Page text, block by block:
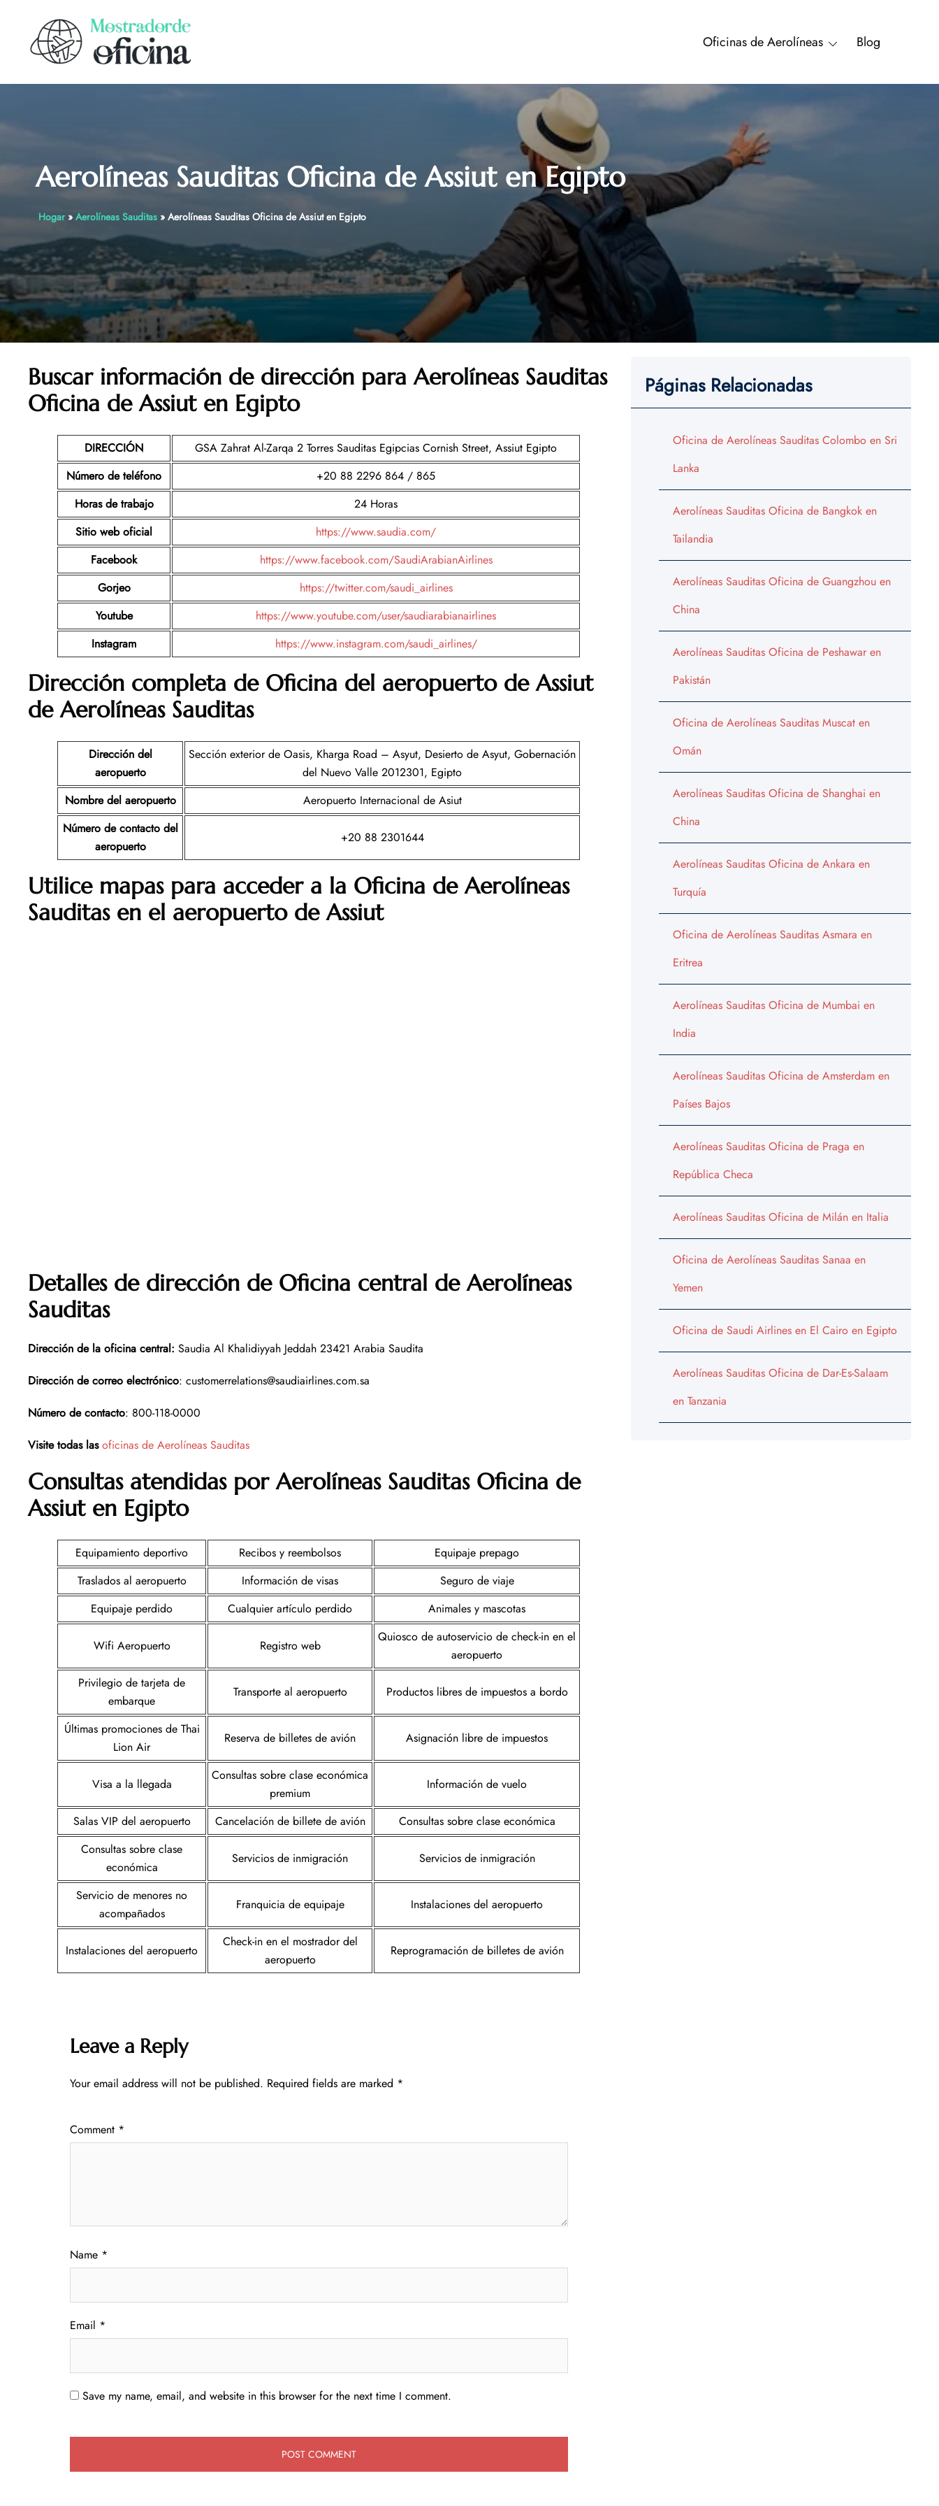
content
Oficinas de Aerolíneas Blog
Aerolíneas Sauditas Oficina de Assiut en Egipto
Hogar» Aerolíneas Sauditas» Aerolíneas Sauditas Oficina de Assiut en Egipto
Buscar información de dirección paraAerolíneas Sauditas
Oficina de Assiut en Egipto
DIRECCIÓN
GSA Zahrat Al-Zarqa 2 Torres Sauditas Egipcias Cornish Street, Assiut Egipto
Número de teléfono
+20 88 2296 864 / 865
Horas de trabajo
24 Horas
Sitio web oficial
https://www.saudia.com/
Facebook
https://www.facebook.com/SaudiArabianAirlines
Gorjeo
https://twitter.com/saudi_airlines
Youtube
https://www.youtube.com/user/saudiarabianairlines
Instagram
https://www.instagram.com/saudi_airlines/
Dirección completa de Oficina del aeropuerto deAssiut
de Aerolíneas Sauditas
Dirección del
aeropuerto
Sección exterior de Oasis, Kharga Road – Asyut, Desierto de Asyut, Gobernación
del Nuevo Valle 2012301, Egipto
Nombre del aeropuerto
Aeropuerto Internacional de Asiut
Número de contacto del
aeropuerto
+20 88 2301644
Utilice mapas para acceder a la Oficina de Aerolíneas
Sauditas en el aeropuerto de Assiut
Detalles de dirección de Oficina central de Aerolíneas
Sauditas
Dirección de la oficina central: Saudia Al Khalidiyyah Jeddah 23421 Arabia Saudita
Dirección de correo electrónico: customerrelations@saudiairlines.com.sa
Número de contacto: 800-118-0000
Visite todas las oficinas de Aerolíneas Sauditas
Consultas atendidas por Aerolíneas Sauditas Oficina de
Assiut en Egipto
Equipamiento deportivo Recibos y reembolsos
Equipaje prepago
Traslados al aeropuerto
Información de visas
Seguro de viaje
Equipaje perdido
Cualquier artículo perdido Animales y mascotas
Wifi Aeropuerto Registro web
Quiosco de autoservicio de check-in en el
aeropuerto
Privilegio de tarjeta de
embarque
Transporte al aeropuerto Productos libres de impuestos a bordo
Últimas promociones de Thai
Lion Air
Reserva de billetes de avión Asignación libre de impuestos
Visa a la llegada
Consultas sobre clase económica
premium
Información de vuelo
Salas VIP del aeropuerto Cancelación de billete de avión
Consultas sobre clase económica
Consultas sobre clase
económica
Servicios de inmigración Servicios de inmigración
Servicio de menores no
acompañados
Franquicia de equipaje Instalaciones del aeropuerto
Instalaciones del aeropuerto
Check-in en el mostrador del
aeropuerto
Reprogramación de billetes de avión
Leave a Reply
Your email address will not be published. Required fields are marked *
Comment *
Name *
Email *
Save my name, email, and website in this browser for the next time I comment.
Páginas Relacionadas
Oficina de Aerolíneas Sauditas Colombo en Sri
Lanka
Aerolíneas Sauditas Oficina de Bangkok en
Tailandia
Aerolíneas Sauditas Oficina de Guangzhou en
China
Aerolíneas Sauditas Oficina de Peshawar en
Pakistán
Oficina de Aerolíneas Sauditas Muscat en
Omán
Aerolíneas Sauditas Oficina de Shanghai en
China
Aerolíneas Sauditas Oficina de Ankara en
Turquía
Oficina de Aerolíneas Sauditas Asmara en
Eritrea
Aerolíneas Sauditas Oficina de Mumbai en
India
Aerolíneas Sauditas Oficina de Amsterdam en
Países Bajos
Aerolíneas Sauditas Oficina de Praga en
República Checa
Aerolíneas Sauditas Oficina de Milán en Italia
Oficina de Aerolíneas Sauditas Sanaa en
Yemen
Oficina de Saudi Airlines en El Cairo en Egipto
Aerolíneas Sauditas Oficina de Dar-Es-Salaam
en Tanzania